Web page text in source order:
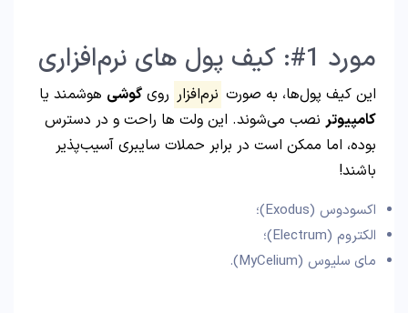
مورد 1#: کیف پول‌ های نرم‌افزاری
این کیف پول‌ها، به صورت نرم‌افزار رویگوشی هوشمند یا
کامپیوتر نصب می‌شوند. این ولت ها راحت و در دسترس
بوده، اما ممکن است در برابر حملات سایبری آسیب‌پذیر
باشند!
اکسودوس (Exodus)؛
الکتروم (Electrum)؛
مای سلیوس (MyCelium).